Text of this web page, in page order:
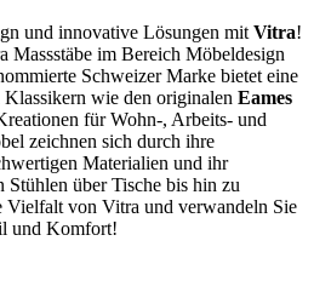
und innovative Lösungen mit Vitra!
Massstäbe im Bereich Möbeldesign
Schweizer Marke bietet eine
wie den originalen Eames
für Wohn-, Arbeits- und
zeichnen sich durch ihre
Materialien und ihr
über Tische bis hin zu
Vielfalt von Vitra und verwandeln Sie
und Komfort!